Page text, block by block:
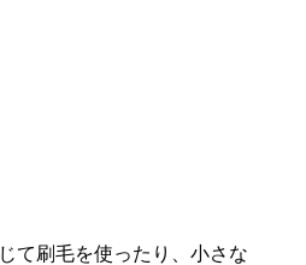
て刷毛を使ったり、小さな